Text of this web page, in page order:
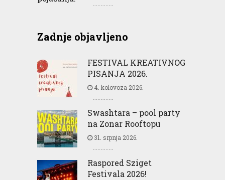
Zadnje objavljeno
FESTIVAL KREATIVNOG
PISANJA 2026.
4. kolovoza 2026.
Swashtara – pool party
na Zonar Rooftopu
31. srpnja 2026.
Raspored Sziget
Festivala 2026!